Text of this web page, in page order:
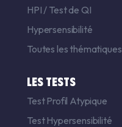
HPI / Test de QI
Hypersensibilité
Toutes les thématiques
LES TESTS
Test Profil Atypique
Test Hypersensibilité